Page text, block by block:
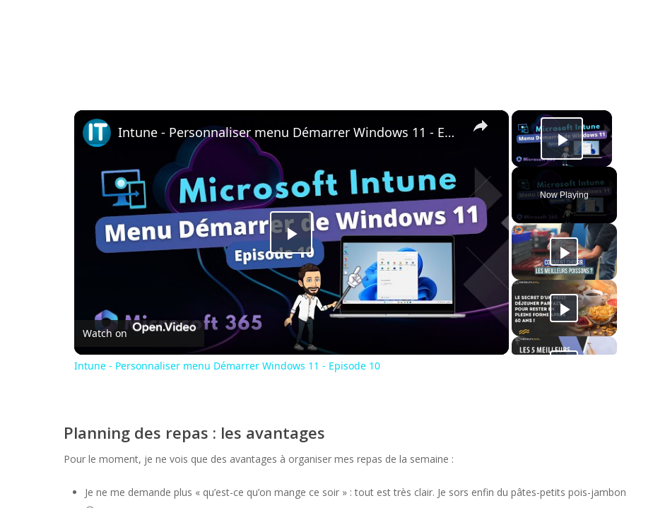
×
Play Video
Now Playing
×
Play
Video
Intune - Personnaliser menu Démarrer Windows 11 - Episode 10
Watch on
Intune - Personnaliser menu Démarrer Windows 11 - Episode 10
Planning des repas : les avantages
Pour le moment, je ne vois que des avantages à organiser mes repas de la semaine :
Je ne me demande plus « qu’est-ce qu’on mange ce soir » : tout est très clair. Je sors enfin du pâtes-petits pois-jambon